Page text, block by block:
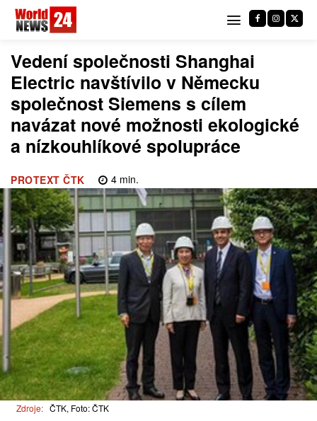
Vedení společnosti Shanghai
Electric navštívilo v Německu
společnost Siemens s cílem
navázat nové možnosti ekologické
a nízkouhlíkové spolupráce
PROTEXT ČTK 4min.
Zdroje: ČTK, Foto: ČTK